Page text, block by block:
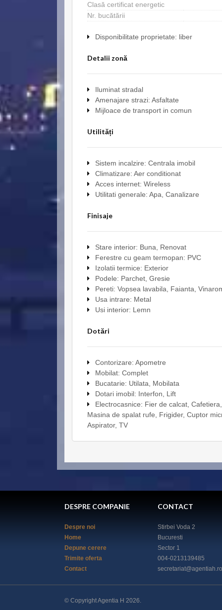
Clasă certificat energetic
Nr. bucătării
Disponibilitate proprietate: liber
Detalii zonă
Iluminat stradal
Amenajare strazi: Asfaltate
Mijloace de transport in comun
Utilități
Sistem incalzire: Centrala imobil
Climatizare: Aer conditionat
Acces internet: Wireless
Utilitati generale: Apa, Canalizare
Finisaje
Stare interior: Buna, Renovat
Ferestre cu geam termopan: PVC
Izolatii termice: Exterior
Podele: Parchet, Gresie
Pereti: Vopsea lavabila, Faianta,
Usa intrare: Metal
Usi interior: Lemn
Dotări
Contorizare: Apometre
Mobilat: Complet
Bucatarie: Utilata, Mobilata
Dotari imobil: Interfon, Lift
Electrocasnice: Fier de calcat,
Masina de spalat rufe, Frigider, Cuptor
Aspirator, TV
DESPRE COMPANIE
Despre noi
Home
Depune cerere
Trimite oferta
Contact
CONTACT
Stirbei Voda 2
Bucuresti
Sector 1
004-0213139485
© Copyright Agentia H 2026.